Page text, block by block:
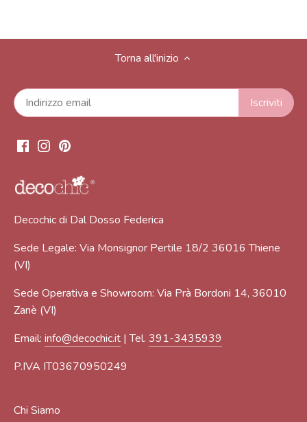
Torna all'inizio
Decochic di Dal Dosso Federica
Sede Legale: Via Monsignor Pertile 18/2 36016 Thiene
(VI)
Sede Operativa e Showroom: Via Prà Bordoni 14, 36010
Zanè (VI)
Email: info@decochic.it | Tel. 391-3435939
P.IVA IT03670950249
Chi Siamo